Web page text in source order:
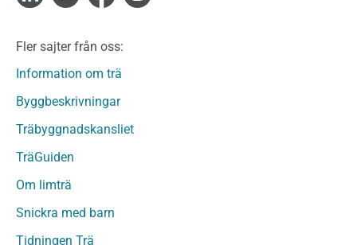
Limträ
Fanerträ
Fanerträ Obehandlat
Träpanel och Utvändig beklädnad Behandlat
Träpanel och utvändig beklädnad Obehandlat
Trägolv
Sågat virke
Sågat virke Behandlat
Fler sajter från oss:
Information om trä
Byggbeskrivningar
Träbyggnadskansliet
TräGuiden
Om limträ
Snickra med barn
Tidningen Trä